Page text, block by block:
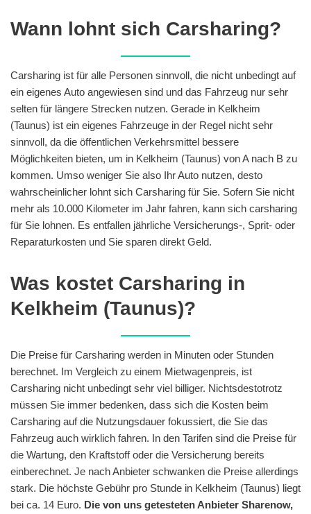
Wann lohnt sich Carsharing?
Carsharing ist für alle Personen sinnvoll, die nicht unbedingt auf
ein eigenes Auto angewiesen sind und das Fahrzeug nur sehr
selten für längere Strecken nutzen. Gerade in Kelkheim
(Taunus) ist ein eigenes Fahrzeuge in der Regel nicht sehr
sinnvoll, da die öffentlichen Verkehrsmittel bessere
Möglichkeiten bieten, um in Kelkheim (Taunus) von A nach B zu
kommen. Umso weniger Sie also Ihr Auto nutzen, desto
wahrscheinlicher lohnt sich Carsharing für Sie. Sofern Sie nicht
mehr als 10.000 Kilometer im Jahr fahren, kann sich carsharing
für Sie lohnen. Es entfallen jährliche Versicherungs-, Sprit- oder
Reparaturkosten und Sie sparen direkt Geld.
Was kostet Carsharing in
Kelkheim (Taunus)?
Die Preise für Carsharing werden in Minuten oder Stunden
berechnet. Im Vergleich zu einem Mietwagenpreis, ist
Carsharing nicht unbedingt sehr viel billiger. Nichtsdestotrotz
müssen Sie immer bedenken, dass sich die Kosten beim
Carsharing auf die Nutzungsdauer fokussiert, die Sie das
Fahrzeug auch wirklich fahren. In den Tarifen sind die Preise für
die Wartung, den Kraftstoff oder die Versicherung bereits
einberechnet. Je nach Anbieter schwanken die Preise allerdings
stark. Die höchste Gebühr pro Stunde in Kelkheim (Taunus) liegt
bei ca. 14 Euro. Die von uns getesteten Anbieter Sharenow,